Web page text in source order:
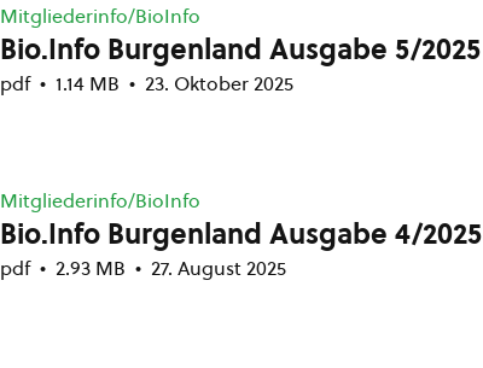
Mitgliederinfo/BioInfo
Bio.Info Burgenland Ausgabe 5/2025
pdf 1.14 MB 23. Oktober 2025
Mitgliederinfo/BioInfo
Bio.Info Burgenland Ausgabe 4/2025
pdf 2.93 MB 27. August 2025